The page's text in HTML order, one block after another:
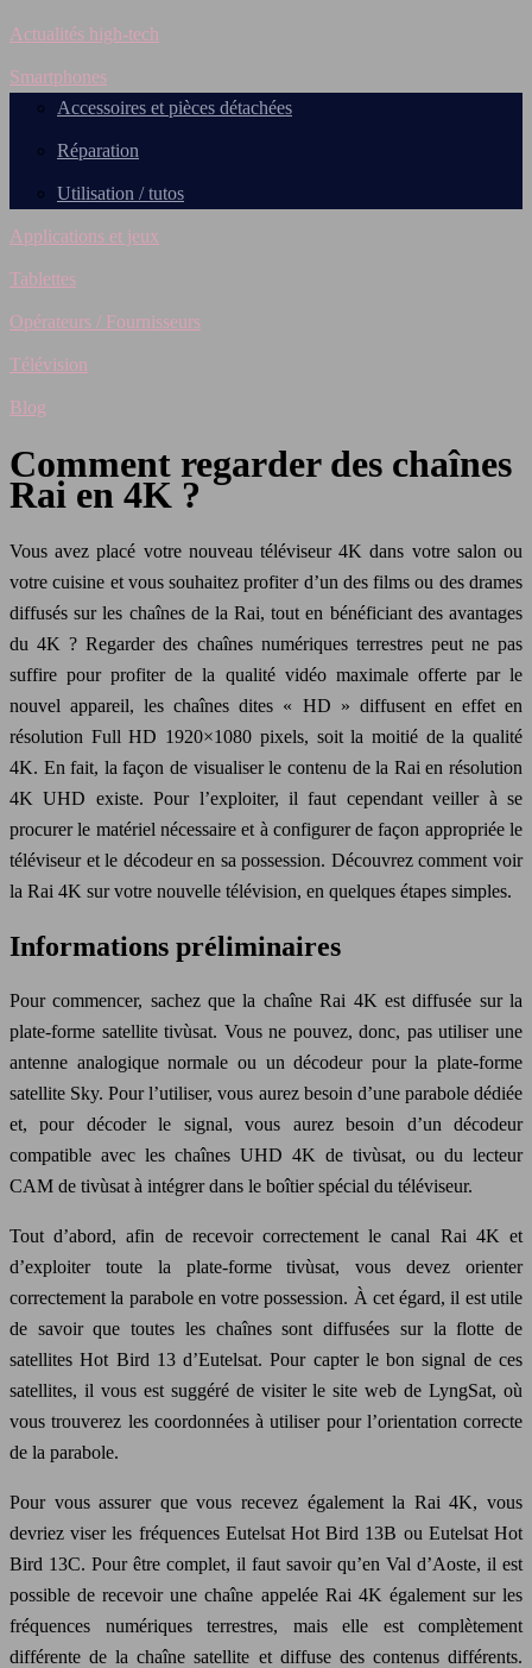
Actualités high-tech
Smartphones
Accessoires et pièces détachées
Réparation
Utilisation / tutos
Applications et jeux
Tablettes
Opérateurs / Fournisseurs
Télévision
Blog
Comment regarder des chaînes
Rai en 4K ?
Vous avez placé votre nouveau téléviseur 4K dans votre salon ou
votre cuisine et vous souhaitez profiter d’un des films ou des drames
diffusés sur les chaînes de la Rai, tout en bénéficiant des avantages
du 4K ? Regarder des chaînes numériques terrestres peut ne pas
suffire pour profiter de la qualité vidéo maximale offerte par le
nouvel appareil, les chaînes dites « HD » diffusent en effet en
résolution Full HD 1920×1080 pixels, soit la moitié de la qualité
4K. En fait, la façon de visualiser le contenu de la Rai en résolution
4K UHD existe. Pour l’exploiter, il faut cependant veiller à se
procurer le matériel nécessaire et à configurer de façon appropriée le
téléviseur et le décodeur en sa possession. Découvrez comment voir
la Rai 4K sur votre nouvelle télévision, en quelques étapes simples.
Informations préliminaires
Pour commencer, sachez que la chaîne Rai 4K est diffusée sur la
plate-forme satellite tivùsat. Vous ne pouvez, donc, pas utiliser une
antenne analogique normale ou un décodeur pour la plate-forme
satellite Sky. Pour l’utiliser, vous aurez besoin d’une parabole dédiée
et, pour décoder le signal, vous aurez besoin d’un décodeur
compatible avec les chaînes UHD 4K de tivùsat, ou du lecteur
CAM de tivùsat à intégrer dans le boîtier spécial du téléviseur.
Tout d’abord, afin de recevoir correctement le canal Rai 4K et
d’exploiter toute la plate-forme tivùsat, vous devez orienter
correctement la parabole en votre possession. À cet égard, il est utile
de savoir que toutes les chaînes sont diffusées sur la flotte de
satellites Hot Bird 13 d’Eutelsat. Pour capter le bon signal de ces
satellites, il vous est suggéré de visiter le site web de LyngSat, où
vous trouverez les coordonnées à utiliser pour l’orientation correcte
de la parabole.
Pour vous assurer que vous recevez également la Rai 4K, vous
devriez viser les fréquences Eutelsat Hot Bird 13B ou Eutelsat Hot
Bird 13C. Pour être complet, il faut savoir qu’en Val d’Aoste, il est
possible de recevoir une chaîne appelée Rai 4K également sur les
fréquences numériques terrestres, mais elle est complètement
différente de la chaîne satellite et diffuse des contenus différents.